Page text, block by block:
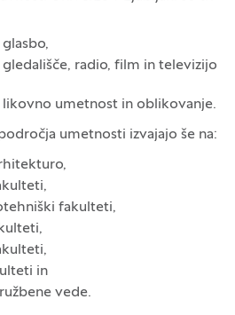
gledališče, radio, film in televizijo
likovno umetnost in oblikovanje.
umetnosti izvajajo še na:
fakulteti,
in
vede.